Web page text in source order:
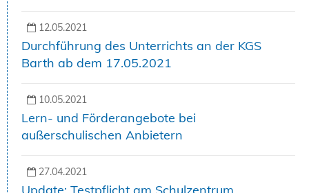
12.05.2021
Durchführung des Unterrichts an der KGS
Barth ab dem 17.05.2021
10.05.2021
Lern- und Förderangebote bei
außerschulischen Anbietern
27.04.2021